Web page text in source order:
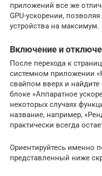
приложений все же
GPU-ускорении,
устройства на максимум.
Включение и
После перехода к
системном приложении
свайпом вверх и найдите
блоке «Аппаратное
некоторых случаях
название, например,
практически всегда
Ориентируйтесь именно
представленный ниже